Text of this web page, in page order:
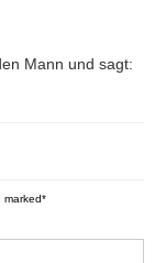
Mann und sagt:
marked*